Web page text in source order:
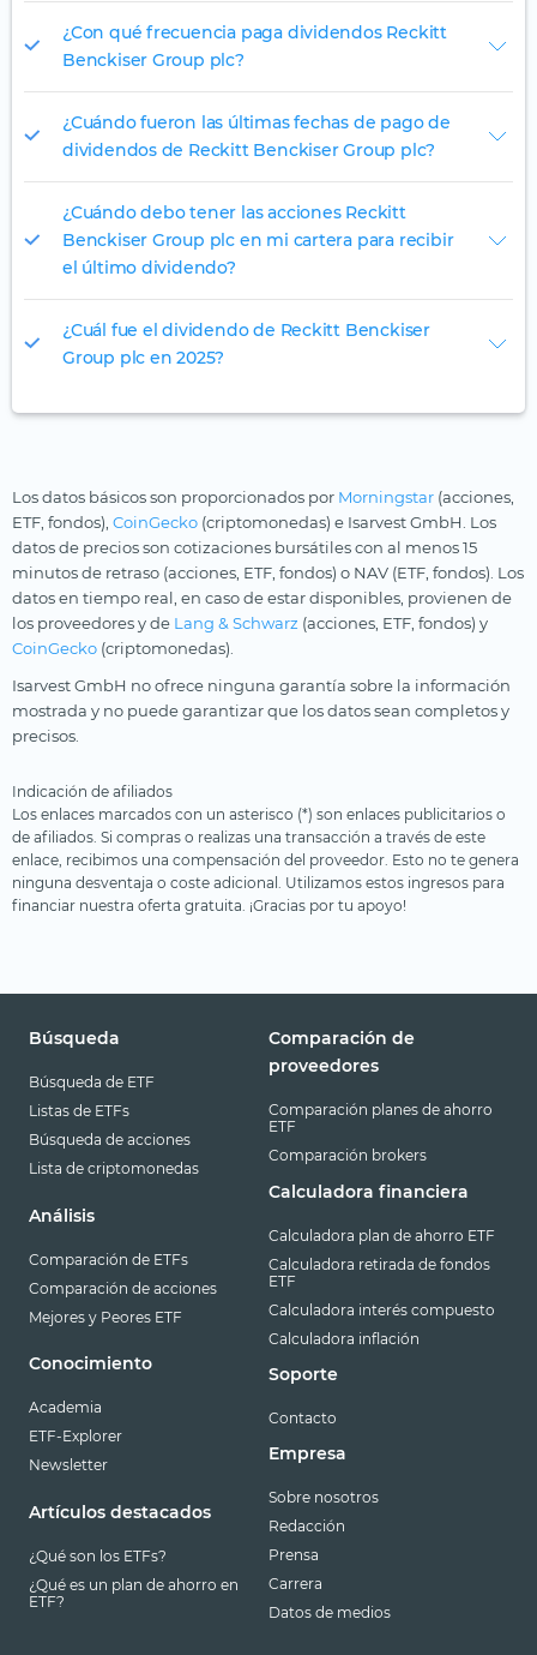
¿Con qué frecuencia paga dividendos Reckitt
Benckiser Group plc?
¿Cuándo fueron las últimas fechas de pago de
dividendos de Reckitt Benckiser Group plc?
¿Cuándo debo tener las acciones Reckitt
Benckiser Group plc en mi cartera para recibir
el último dividendo?
¿Cuál fue el dividendo de Reckitt Benckiser
Group plc en 2025?
Los datos básicos son proporcionados por Morningstar (acciones,
ETF, fondos), CoinGecko (criptomonedas) e Isarvest GmbH. Los
datos de precios son cotizaciones bursátiles con al menos 15
minutos de retraso (acciones, ETF, fondos) o NAV (ETF, fondos). Los
datos en tiempo real, en caso de estar disponibles, provienen de
los proveedores y de Lang & Schwarz (acciones, ETF, fondos) y
CoinGecko (criptomonedas).
Isarvest GmbH no ofrece ninguna garantía sobre la información
mostrada y no puede garantizar que los datos sean completos y
precisos.
Indicación de afiliados
Los enlaces marcados con un asterisco (*) son enlaces publicitarios o
de afiliados. Si compras o realizas una transacción a través de este
enlace, recibimos una compensación del proveedor. Esto no te genera
ninguna desventaja o coste adicional. Utilizamos estos ingresos para
financiar nuestra oferta gratuita. ¡Gracias por tu apoyo!
Búsqueda
Búsqueda de ETF
Listas de ETFs
Búsqueda de acciones
Lista de criptomonedas
Análisis
Comparación de ETFs
Comparación de acciones
Mejores y Peores ETF
Conocimiento
Academia
ETF-Explorer
Newsletter
Artículos destacados
¿Qué son los ETFs?
¿Qué es un plan de ahorro en
ETF?
Comparación de
proveedores
Comparación planes de ahorro
ETF
Comparación brokers
Calculadora financiera
Calculadora plan de ahorro ETF
Calculadora retirada de fondos
ETF
Calculadora interés compuesto
Calculadora inflación
Soporte
Contacto
Empresa
Sobre nosotros
Redacción
Prensa
Carrera
Datos de medios